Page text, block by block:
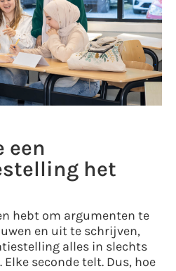
een
het
hebt om argumenten te
en uit te schrijven,
alles in slechts
seconde telt. Dus, hoe